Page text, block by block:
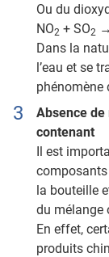
Ou du
NO2 + SO2
Dans la
l’eau et se
phénomène
Absence
contenant
Il est
la bouteille
du mélange
En effet,
produits